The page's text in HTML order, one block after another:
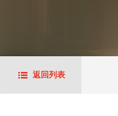
返回列表